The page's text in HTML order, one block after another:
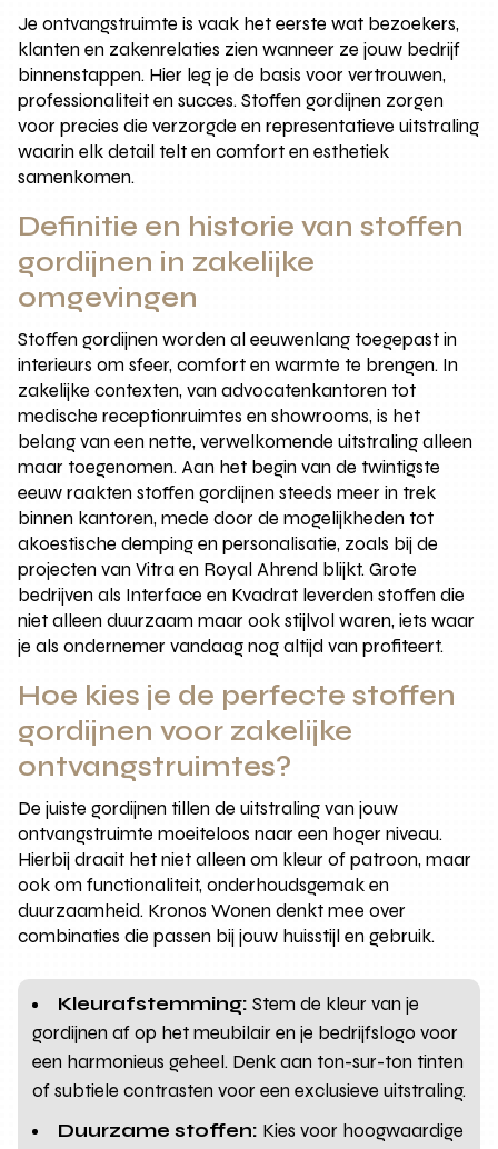
Je ontvangstruimte is vaak het eerste wat bezoekers,
klanten en zakenrelaties zien wanneer ze jouw bedrijf
binnenstappen. Hier leg je de basis voor vertrouwen,
professionaliteit en succes. Stoffen gordijnen zorgen
voor precies die verzorgde en representatieve uitstraling
waarin elk detail telt en comfort en esthetiek
samenkomen.
Definitie en historie van stoffen
gordijnen in zakelijke
omgevingen
Stoffen gordijnen worden al eeuwenlang toegepast in
interieurs om sfeer, comfort en warmte te brengen. In
zakelijke contexten, van advocatenkantoren tot
medische receptionruimtes en showrooms, is het
belang van een nette, verwelkomende uitstraling alleen
maar toegenomen. Aan het begin van de twintigste
eeuw raakten stoffen gordijnen steeds meer in trek
binnen kantoren, mede door de mogelijkheden tot
akoestische demping en personalisatie, zoals bij de
projecten van Vitra en Royal Ahrend blijkt. Grote
bedrijven als Interface en Kvadrat leverden stoffen die
niet alleen duurzaam maar ook stijlvol waren, iets waar
je als ondernemer vandaag nog altijd van profiteert.
Hoe kies je de perfecte stoffen
gordijnen voor zakelijke
ontvangstruimtes?
De juiste gordijnen tillen de uitstraling van jouw
ontvangstruimte moeiteloos naar een hoger niveau.
Hierbij draait het niet alleen om kleur of patroon, maar
ook om functionaliteit, onderhoudsgemak en
duurzaamheid. Kronos Wonen denkt mee over
combinaties die passen bij jouw huisstijl en gebruik.
Kleurafstemming: Stem de kleur van je
gordijnen af op het meubilair en je bedrijfslogo voor
een harmonieus geheel. Denk aan ton-sur-ton tinten
of subtiele contrasten voor een exclusieve uitstraling.
Duurzame stoffen: Kies voor hoogwaardige